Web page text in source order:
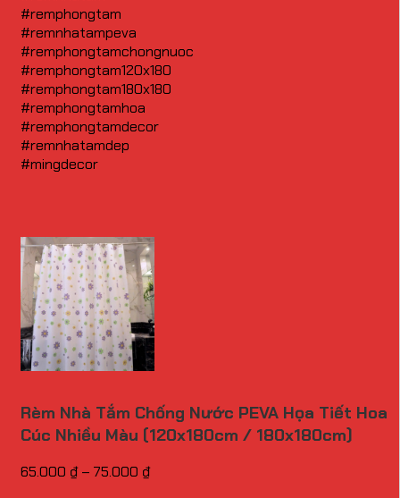
#remphongtam
#remnhatampeva
#remphongtamchongnuoc
#remphongtam120x180
#remphongtam180x180
#remphongtamhoa
#remphongtamdecor
#remnhatamdep
#mingdecor
Rèm Nhà Tắm Chống Nước PEVA Họa Tiết Hoa
Cúc Nhiều Màu (120x180cm / 180x180cm)
65.000 ₫ – 75.000 ₫Khoảng